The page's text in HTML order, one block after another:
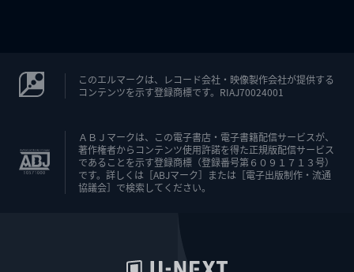
このエルマークは、レコード会社・映像製作会社が提供する
コンテンツを示す登録商標です。RIAJ70024001
ＡＢＪマークは、この電子書店・電子書籍配信サービスが、
著作権者からコンテンツ使用許諾を得た正規版配信サービス
であることを示す登録商標（登録番号第６０９１７１３号）
です。詳しくは［ABJマーク］または［電子出版制作・流通
協議会］で検索してください。